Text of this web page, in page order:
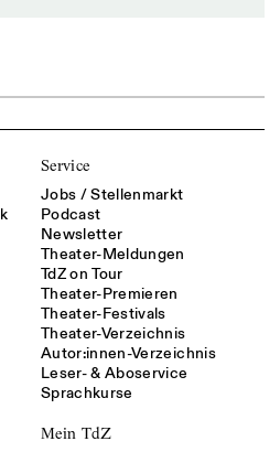
Service
Jobs / Stellenmarkt
Podcast
Newsletter
Theater-Meldungen
TdZ on Tour
Theater-Premieren
Theater-Festivals
Theater-Verzeichnis
Autor:innen-Verzeichnis
Leser- & Aboservice
Sprachkurse
Mein TdZ